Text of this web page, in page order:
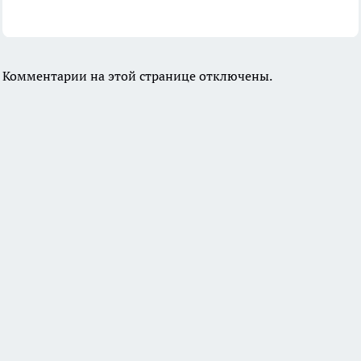
Комментарии на этой странице отключены.